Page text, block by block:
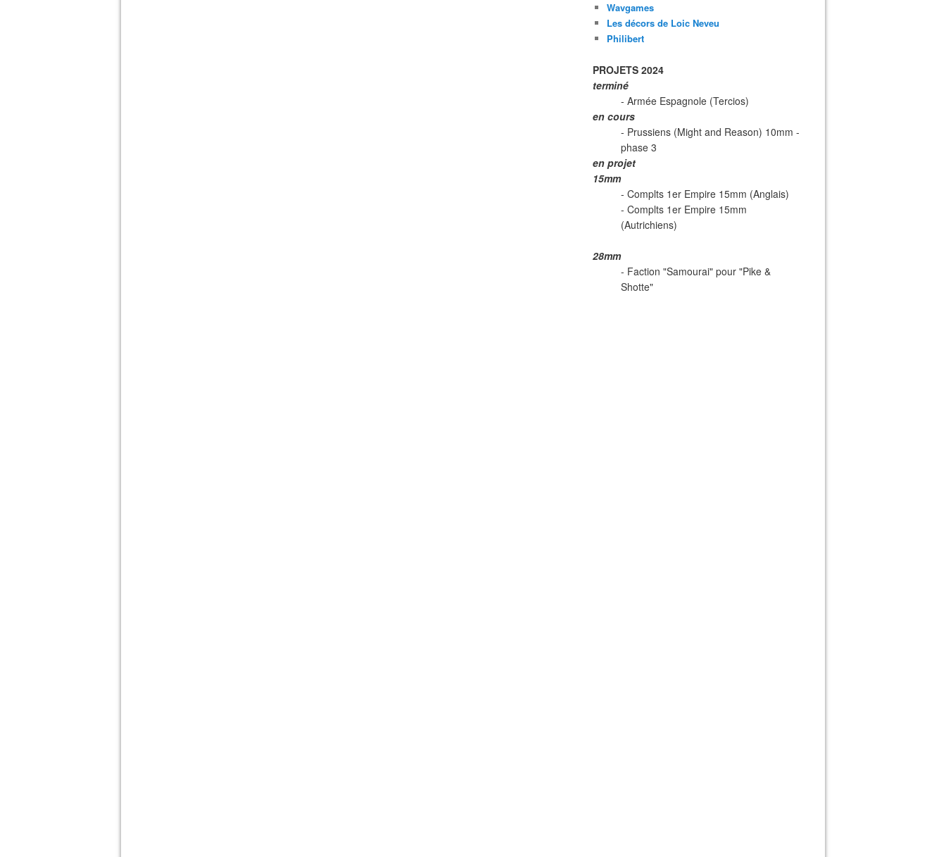
Wavgames
Les décors de Loic Neveu
Philibert
PROJETS 2024
terminé
- Armée Espagnole (Tercios)
en cours
- Prussiens (Might and Reason) 10mm -
phase 3
en projet
15mm
- Complts 1er Empire 15mm (Anglais)
- Complts 1er Empire 15mm
(Autrichiens)
28mm
- Faction "Samourai" pour "Pike &
Shotte"